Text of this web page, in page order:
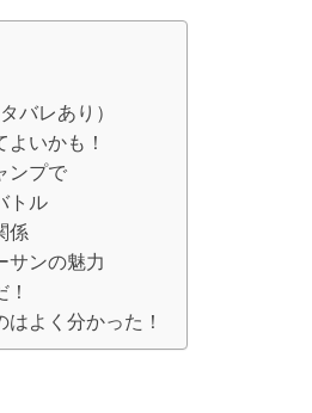
バレあり）
いかも！
ンプで
トル
係
サンの魅力
よく分かった！